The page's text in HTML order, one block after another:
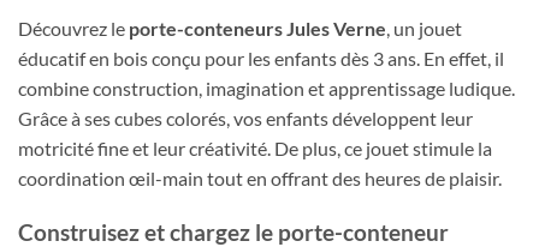
Découvrez le porte-conteneurs Jules Verne, un jouet
éducatif en bois conçu pour les enfants dès 3 ans. En effet, il
combine construction, imagination et apprentissage ludique.
Grâce à ses cubes colorés, vos enfants développent leur
motricité fine et leur créativité. De plus, ce jouet stimule la
coordination œil-main tout en offrant des heures de plaisir.
Construisez et chargez le porte-conteneur